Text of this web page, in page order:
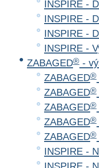
INSPIRE -
INSPIRE -
INSPIRE -
INSPIRE -
ZABAGED® -
ZABAGED®
ZABAGED®
ZABAGED®
ZABAGED®
ZABAGED®
INSPIRE -